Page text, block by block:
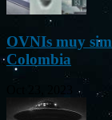
OVNIs muy
Colombia